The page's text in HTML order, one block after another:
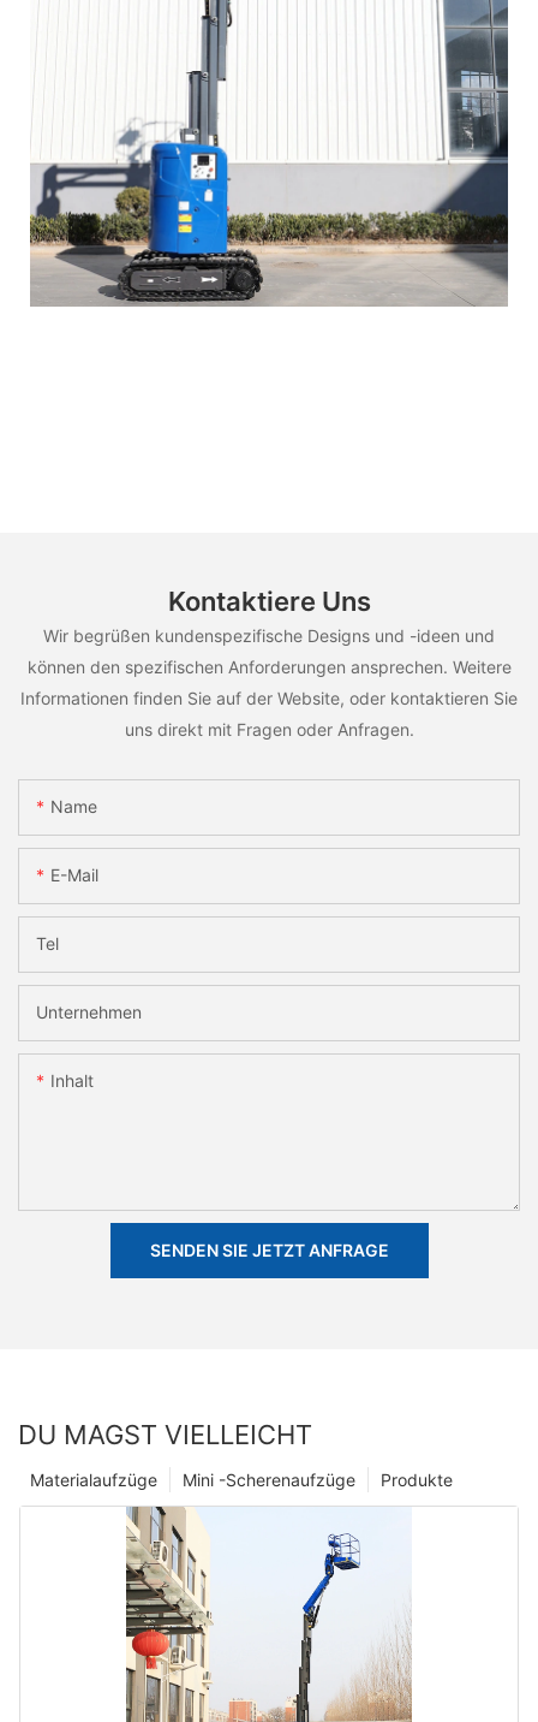
Kontaktiere Uns
Wir begrüßen kundenspezifische Designs und -ideen und
können den spezifischen Anforderungen ansprechen. Weitere
Informationen finden Sie auf der Website, oder kontaktieren Sie
uns direkt mit Fragen oder Anfragen.
Name
E-Mail
Tel
Unternehmen
Inhalt
SENDEN SIE JETZT ANFRAGE
DU MAGST VIELLEICHT
Produkte
Mini -Scherenaufzüge
Materialaufzüge